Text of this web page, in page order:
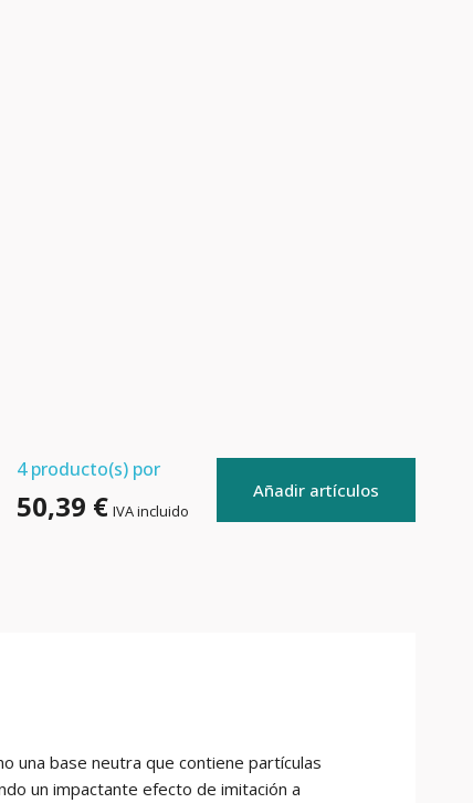
4producto(s) por
50,39 € IVA incluido
Añadir artículos
una base neutra que contiene partículas
un impactante efecto de imitación a